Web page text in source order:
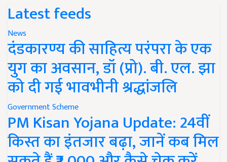
Latest feeds
News
दंडकारण्य की साहित्य परंपरा के एक
युग का अवसान, डॉ (प्रो). बी. एल. झा
को दी गई भावभीनी श्रद्धांजलि
Government Scheme
PM Kisan Yojana Update: 24वीं
किस्त का इंतजार बढ़ा, जानें कब मिल